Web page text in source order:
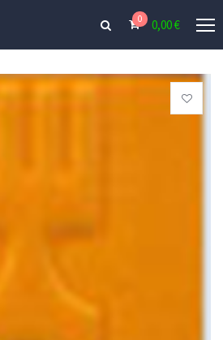
0 0,00€